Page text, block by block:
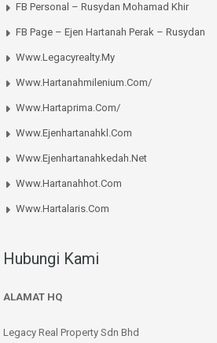
FB Personal – Rusydan Mohamad Khir
FB Page – Ejen Hartanah Perak – Rusydan
Www.legacyrealty.my
Www.hartanahmilenium.com/
Www.hartaprima.com/
Www.ejenhartanahkl.com
Www.ejenhartanahkedah.net
Www.hartanahhot.com
Www.hartalaris.com
Hubungi Kami
ALAMAT HQ
Legacy Real Property Sdn Bhd